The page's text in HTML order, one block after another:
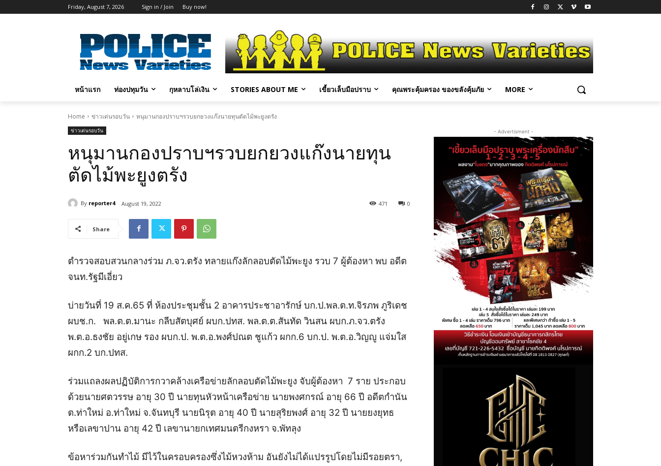
Friday, August 7, 2026 Sign in / Join Buy now!
หน้าแรก ท่องปทุมวัน กุหลาบโล่เงิน STORIES ABOUT ME เขี้ยวเล็บมือปราบ คุณพระคุ้มครอง ของขลังคุ้มภัย MORE
Home ข่าวเด่นรอบวัน หนุมานกองปราบฯรวบยกยวงแก๊งนายทุนตัดไม้พะยูงตรัง
ข่าวเด่นรอบวัน
หนุมานกองปราบฯรวบยกยวงแก๊งนายทุน
ตัดไม้พะยูงตรัง
By reporter4 August 19, 2022 0
471
Share
ตำรวจสอบสวนกลางร่วม ภ.จว.ตรัง ทลายแก๊งลักลอบตัดไม้พะยูง รวบ 7 ผู้ต้องหา พบ อดีต
จนท.รัฐมีเอี่ยว
บ่ายวันที่ 19 ส.ค.65 ที่ ห้องประชุมชั้น 2 อาคารประชาอารักษ์ บก.ป.พล.ต.ท.จิรภพ ภูริเดช
ผบช.ก. พล.ต.ต.มานะ กลีบสัตบุศย์ ผบก.ปทส. พล.ต.ต.สันทัด วินสน ผบก.ภ.จว.ตรัง
พ.ต.อ.ธงชัย อยู่เกษ รอง ผบก.ป. พ.ต.อ.พงศ์ปณต ชูแก้ว ผกก.6 บก.ป. พ.ต.อ.วิญญู แจ่มใส
ผกก.2 บก.ปทส.
ร่วมแถลงผลปฏิบัติการกวาคล้างเครือข่ายลักลอบตัดไม้พะยูง จับผู้ต้องหา 7 ราย ประกอบ
ด้วยนายศตวรรษ อายุ 30 ปี นายทุนหัวหน้าเครือข่าย นายพงศกรณ์ อายุ 66 ปี อดีตกำนัน
ต.ท่าใหม่ อ.ท่าใหม่ จ.จันทบุรี นายนิรุต อายุ 40 ปี นายสุริยพงศ์ อายุ 32 ปี นายยงยุทธ
หรือเลขาปาน อายุ 42 ปี เลขานายกเทศมนตรีกงหรา จ.พัทลุง
ข้อหาร่วมกันทำไม้ มีไว้ในครอบครองซึ่งไม้หวงห้าม อันยังไม่ได้แปรรูปโดยไม่มีรอยตรา,
- Advertisment -